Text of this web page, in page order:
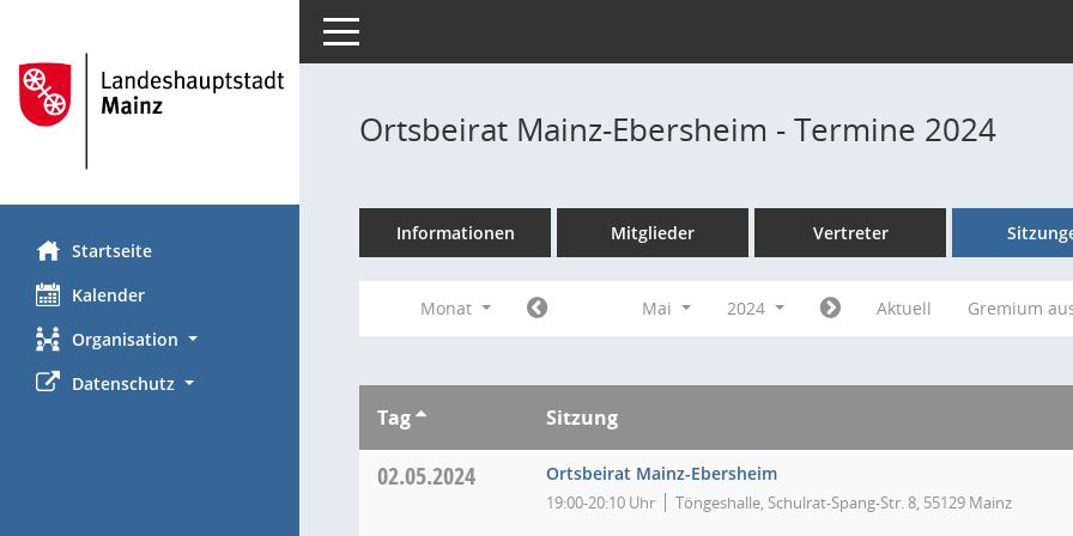
Startseite
Kalender
Organisation
Datenschutz
Toggle navigation
Ortsbeirat Mainz-Ebersheim - Termine 2024
Informationen Mitglieder Vertreter
Monat Mai 2024 Aktuell Gremium
Tag Sitzung
02.05.2024 Ortsbeirat Mainz-Ebersheim
19:00-20:10 Uhr Töngeshalle, Schulrat-Spang-Str. 8, 55129 Mainz